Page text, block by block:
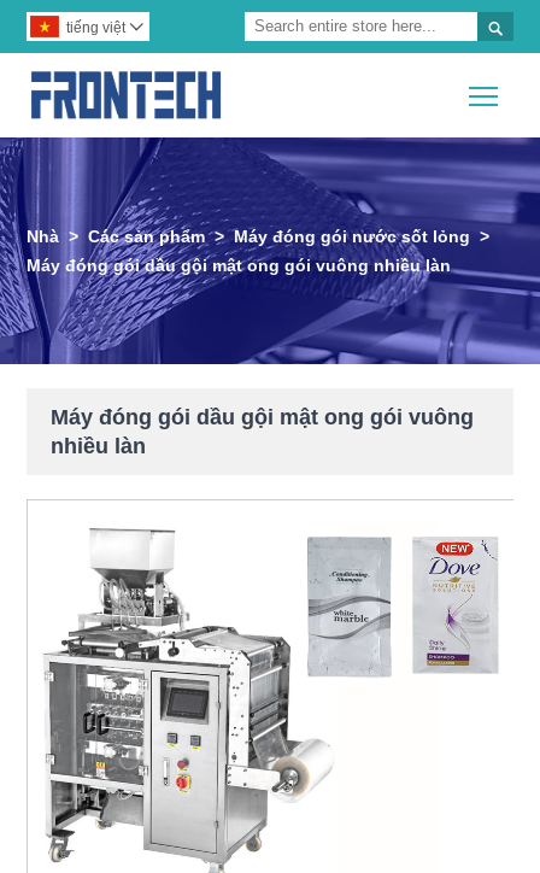

tiếng việt 
Nhà > Các sản phẩm > Máy đóng gói nước sốt lỏng >
Máy đóng gói dầu gội mật ong gói vuông nhiều làn
Máy đóng gói dầu gội mật ong gói vuông
nhiều làn